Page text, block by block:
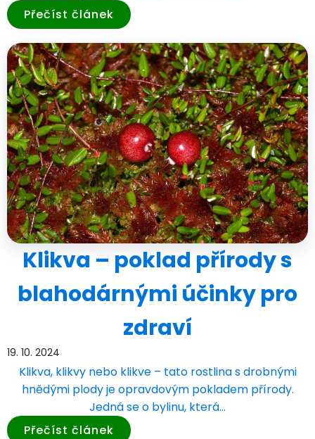
Přečíst článek
Klikva – poklad přírody s
blahodárnými účinky pro
zdraví
19. 10. 2024
Klikva, klikvy nebo klikve – tato rostlina s drobnými
hnědými plody je opravdovým pokladem přírody.
Jedná se o bylinu, která…
Přečíst článek